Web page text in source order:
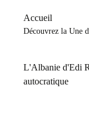
Accueil
Découvrez la Une
L'Albanie d'Edi
autocratique